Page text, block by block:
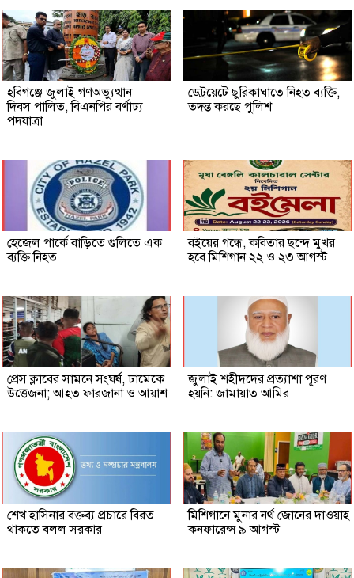
হবিগঞ্জে জুলাই গণঅভ্যুত্থান
দিবস পালিত, বিএনপির বর্ণাঢ্য
পদযাত্রা
ডেট্রয়েটে ছুরিকাঘাতে নিহত ব্যক্তি,
তদন্ত করছে পুলিশ
হেজেল পার্কে বাড়িতে গুলিতে এক
ব্যক্তি নিহত
বইয়ের গন্ধে, কবিতার ছন্দে মুখর
হবে মিশিগান ২২ ও ২৩ আগস্ট
প্রেস ক্লাবের সামনে সংঘর্ষ, ঢামেকে
উত্তেজনা; আহত ফারজানা ও আয়াশ
জুলাই শহীদদের প্রত্যাশা পূরণ
হয়নি: জামায়াত আমির
শেখ হাসিনার বক্তব্য প্রচারে বিরত
থাকতে বলল সরকার
মিশিগানে মুনার নর্থ জোনের দাওয়াহ
কনফারেন্স ৯ আগস্ট